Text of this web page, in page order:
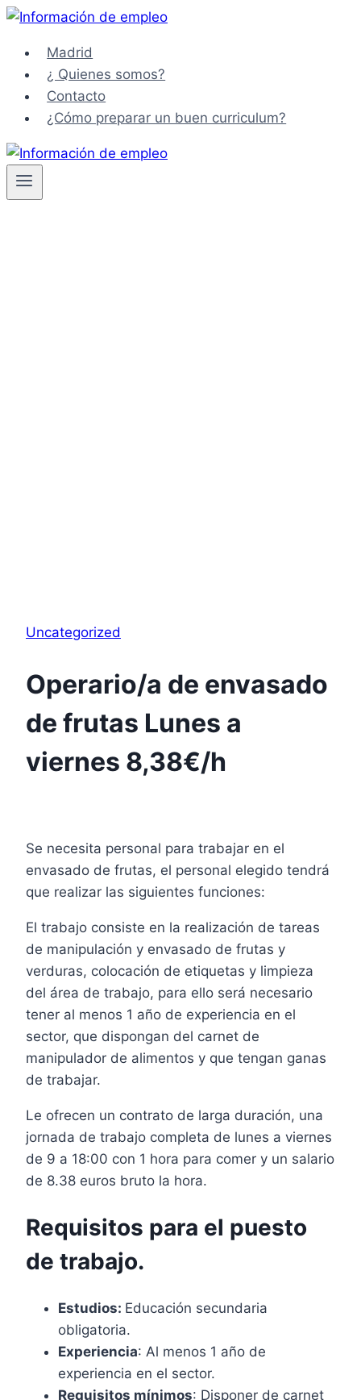
Saltar
contenidoMadrid
¿ Quienes somos?
Contacto
¿Cómo preparar un buen curriculum?
Uncategorized
Operario/a de envasado
de frutas Lunes a
viernes 8,38€/h
Se necesita personal para trabajar en el
envasado de frutas, el personal elegido tendrá
que realizar las siguientes funciones:
El trabajo consiste en la realización de tareas
de manipulación y envasado de frutas y
verduras, colocación de etiquetas y limpieza
del área de trabajo, para ello será necesario
tener al menos 1 año de experiencia en el
sector, que dispongan del carnet de
manipulador de alimentos y que tengan ganas
de trabajar.
Le ofrecen un contrato de larga duración, una
jornada de trabajo completa de lunes a viernes
de 9 a 18:00 con 1 hora para comer y un salario
de 8.38 euros bruto la hora.
Requisitos para el puesto
de trabajo.
Estudios: Educación secundaria
obligatoria.
Experiencia: Al menos 1 año de
experiencia en el sector.
Requisitos mínimos: Disponer de carnet